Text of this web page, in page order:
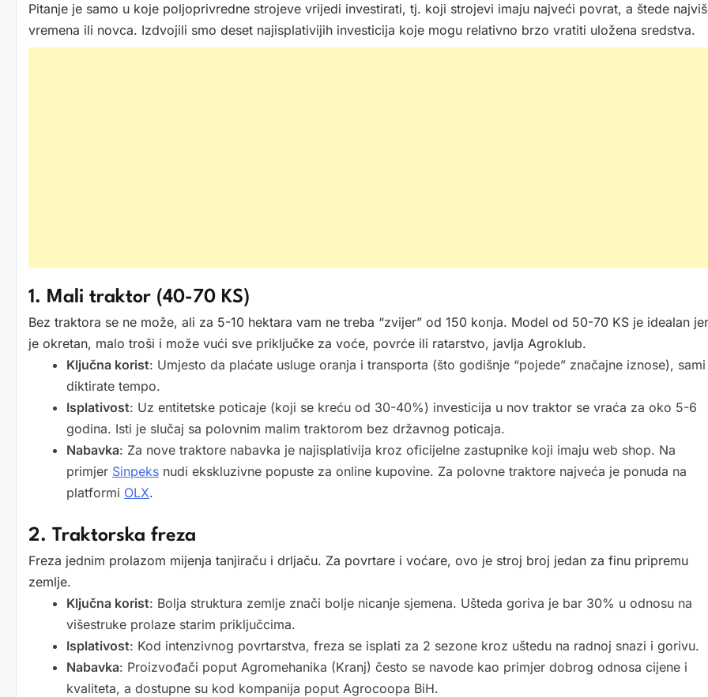
Pitanje je samo u koje poljoprivredne strojeve vrijedi investirati, tj. koji strojevi imaju najveći povrat, a štede
vremena ili novca. Izdvojili smo deset najisplativijih investicija koje mogu relativno brzo vratiti uložena sredstva.
1. Mali traktor (40-70 KS)
Bez traktora se ne može, ali za 5-10 hektara vam ne treba “zvijer” od 150 konja. Model od 50-70 KS je idealan jer
je okretan, malo troši i može vući sve priključke za voće, povrće ili ratarstvo, javlja Agroklub.
Ključna korist: Umjesto da plaćate usluge oranja i transporta (što godišnje “pojede” značajne iznose), sami
diktirate tempo.
Isplativost: Uz entitetske poticaje (koji se kreću od 30-40%) investicija u nov traktor se vraća za oko 5-6
godina. Isti je slučaj sa polovnim malim traktorom bez državnog poticaja.
Nabavka: Za nove traktore nabavka je najisplativija kroz oficijelne zastupnike koji imaju web shop. Na
primjer Sinpeks nudi ekskluzivne popuste za online kupovine. Za polovne traktore najveća je ponuda na
platformi OLX.
2. Traktorska freza
Freza jednim prolazom mijenja tanjiraču i drljaču. Za povrtare i voćare, ovo je stroj broj jedan za finu pripremu
zemlje.
Ključna korist: Bolja struktura zemlje znači bolje nicanje sjemena. Ušteda goriva je bar 30% u odnosu na
višestruke prolaze starim priključcima.
Isplativost: Kod intenzivnog povrtarstva, freza se isplati za 2 sezone kroz uštedu na radnoj snazi i gorivu.
Nabavka: Proizvođači poput Agromehanika (Kranj) često se navode kao primjer dobrog odnosa cijene i
kvaliteta, a dostupne su kod kompanija poput Agrocoopa BiH.